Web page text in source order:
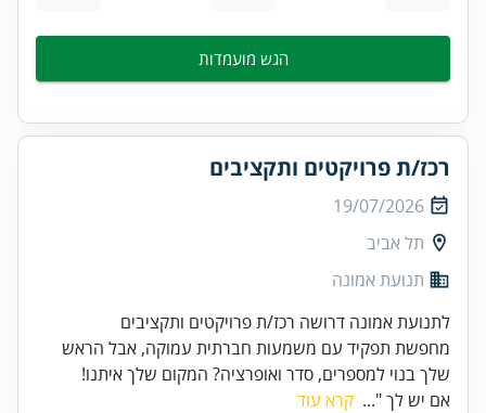
הגש מועמדות
רכז/ת פרויקטים ותקציבים
19/07/2026
תל אביב
תנועת אמונה
לתנועת אמונה דרושה רכז/ת פרויקטים ותקציבים
מחפשת תפקיד עם משמעות חברתית עמוקה, אבל הראש
שלך בנוי למספרים, סדר ואופרציה? המקום שלך איתנו!
אם יש לך "... קרא עוד